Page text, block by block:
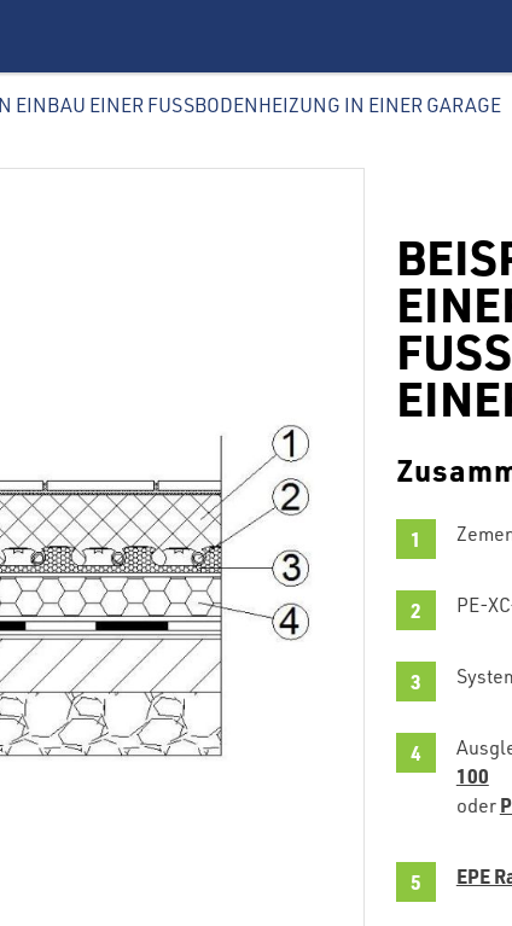
EINBAU EINER FUSSBODENHEIZUNG IN EINER GARAGE
PE-
100
oder
EPE